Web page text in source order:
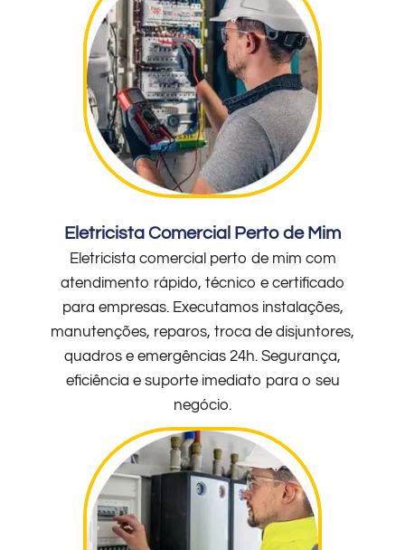
Eletricista Comercial Perto de Mim
Eletricista comercial perto de mim com
atendimento rápido, técnico e certificado
para empresas. Executamos instalações,
manutenções, reparos, troca de disjuntores,
quadros e emergências 24h. Segurança,
eficiência e suporte imediato para o seu
negócio.